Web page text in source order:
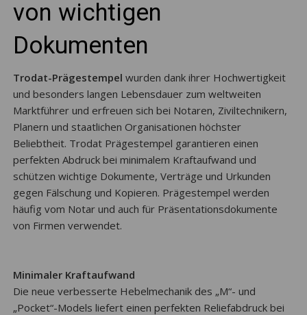
von wichtigen
Dokumenten
Trodat-Prägestempel wurden dank ihrer Hochwertigkeit
und besonders langen Lebensdauer zum weltweiten
Marktführer und erfreuen sich bei Notaren, Ziviltechnikern,
Planern und staatlichen Organisationen höchster
Beliebtheit. Trodat Prägestempel garantieren einen
perfekten Abdruck bei minimalem Kraftaufwand und
schützen wichtige Dokumente, Verträge und Urkunden
gegen Fälschung und Kopieren. Prägestempel werden
häufig vom Notar und auch für Präsentationsdokumente
von Firmen verwendet.
Minimaler Kraftaufwand
Die neue verbesserte Hebelmechanik des „M“- und
„Pocket“-Models liefert einen perfekten Reliefabdruck bei